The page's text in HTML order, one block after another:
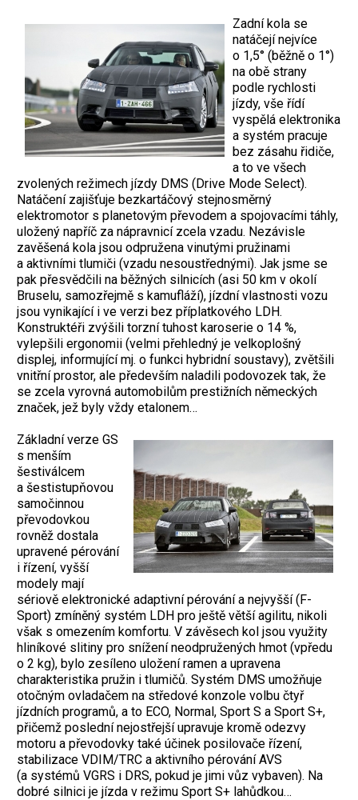
Zadní kola se
natáčejí nejvíce
o 1,5° (běžně o 1°)
na obě strany
podle rychlosti
jízdy, vše řídí
vyspělá elektronika
a systém pracuje
bez zásahu řidiče,
a to ve všech
zvolených režimech jízdy DMS (Drive Mode Select).
Natáčení zajišťuje bezkartáčový stejnosměrný
elektromotor s planetovým převodem a spojovacími táhly,
uložený napříč za nápravnicí zcela vzadu. Nezávisle
zavěšená kola jsou odpružena vinutými pružinami
a aktivními tlumiči (vzadu nesoustřednými). Jak jsme se
pak přesvědčili na běžných silnicích (asi 50 km v okolí
Bruselu, samozřejmě s kamufláží), jízdní vlastnosti vozu
jsou vynikající i ve verzi bez příplatkového LDH.
Konstruktéři zvýšili torzní tuhost karoserie o 14 %,
vylepšili ergonomii (velmi přehledný je velkoplošný
displej, informující mj. o funkci hybridní soustavy), zvětšili
vnitřní prostor, ale především naladili podovozek tak, že
se zcela vyrovná automobilům prestižních německých
značek, jež byly vždy etalonem…
Základní verze GS
s menším
šestiválcem
a šestistupňovou
samočinnou
převodovkou
rovněž dostala
upravené pérování
i řízení, vyšší
modely mají
sériově elektronické adaptivní pérování a nejvyšší (F-
Sport) zmíněný systém LDH pro ještě větší agilitu, nikoli
však s omezením komfortu. V závěsech kol jsou využity
hliníkové slitiny pro snížení neodpružených hmot (vpředu
o 2 kg), bylo zesíleno uložení ramen a upravena
charakteristika pružin i tlumičů. Systém DMS umožňuje
otočným ovladačem na středové konzole volbu čtyř
jízdních programů, a to ECO, Normal, Sport S a Sport S+,
přičemž poslední nejostřejší upravuje kromě odezvy
motoru a převodovky také účinek posilovače řízení,
stabilizace VDIM/TRC a aktivního pérování AVS
(a systémů VGRS i DRS, pokud je jimi vůz vybaven). Na
dobré silnici je jízda v režimu Sport S+ lahůdkou…